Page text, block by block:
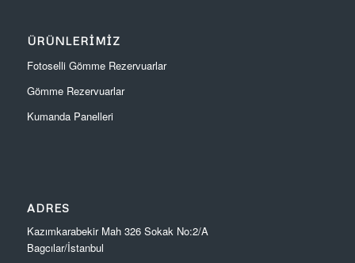
ÜRÜNLERIMIZ
Fotoselli Gömme Rezervuarlar
Gömme Rezervuarlar
Kumanda Panelleri
ADRES
Kazımkarabekir Mah 326 Sokak No:2/A
Bagcılar/İstanbul